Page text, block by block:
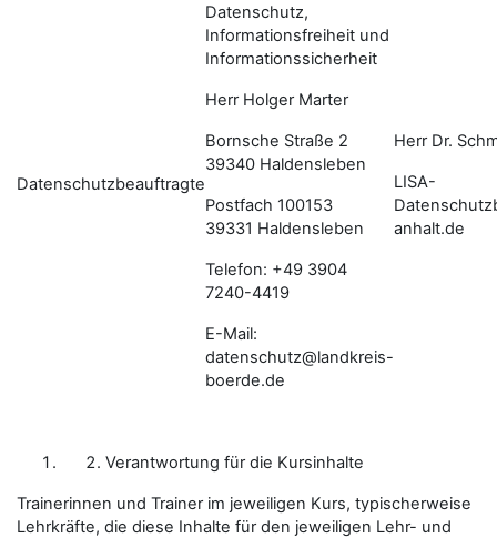
Datenschutzbeauftragte
Datenschutz,
Informationsfreiheit und
Informationssicherheit
Herr Holger Marter
Bornsche Straße 2
39340 Haldensleben
Postfach 100153
39331 Haldensleben
Telefon: +49 3904
7240-4419
E-Mail:
datenschutz@landkreis-
boerde.de
Herr Dr.
LISA-
anhalt.de
Verantwortung für die Kursinhalte
Trainerinnen und Trainer im jeweiligen Kurs, typischerweise
Lehrkräfte, die diese Inhalte für den jeweiligen Lehr- und